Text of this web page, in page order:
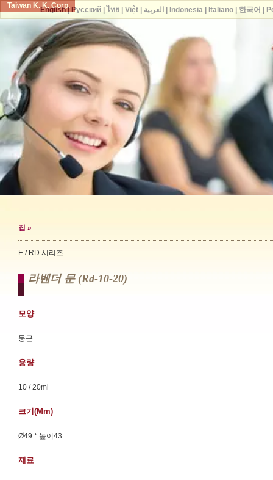
Taiwan K. K. Corp.
집 »
E / RD 시리즈
라벤더 문 (rd-10-20)
모양
둥근
용량
10 / 20ml
크기(mm)
Ø49 * 높이43
재료
English| Русский| ไทย| Việt| العربية Indonesia| Italiano| 한국어